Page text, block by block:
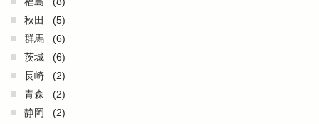
秋田
(5)
群馬
(6)
茨城
(6)
長崎
(2)
青森
(2)
静岡
(2)